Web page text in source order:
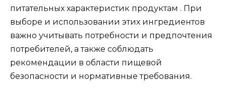
питательных характеристик продуктам . При
выборе и использовании этих ингредиентов
важно учитывать потребности и предпочтения
потребителей, а также соблюдать
рекомендации в области пищевой
безопасности и нормативные требования.